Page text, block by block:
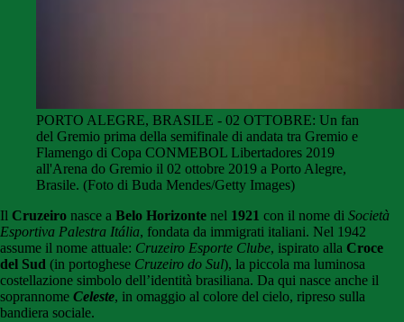
PORTO ALEGRE, BRASILE - 02 OTTOBRE: Un fan
del Gremio prima della semifinale di andata tra Gremio e
Flamengo di Copa CONMEBOL Libertadores 2019
all'Arena do Gremio il 02 ottobre 2019 a Porto Alegre,
Brasile. (Foto di Buda Mendes/Getty Images)
Il Cruzeiro nasce a Belo Horizonte nel 1921 con il nome di Società
Esportiva Palestra Itália, fondata da immigrati italiani. Nel 1942
assume il nome attuale: Cruzeiro Esporte Clube, ispirato alla Croce
del Sud (in portoghese Cruzeiro do Sul), la piccola ma luminosa
costellazione simbolo dell’identità brasiliana. Da qui nasce anche il
soprannome Celeste, in omaggio al colore del cielo, ripreso sulla
bandiera sociale.